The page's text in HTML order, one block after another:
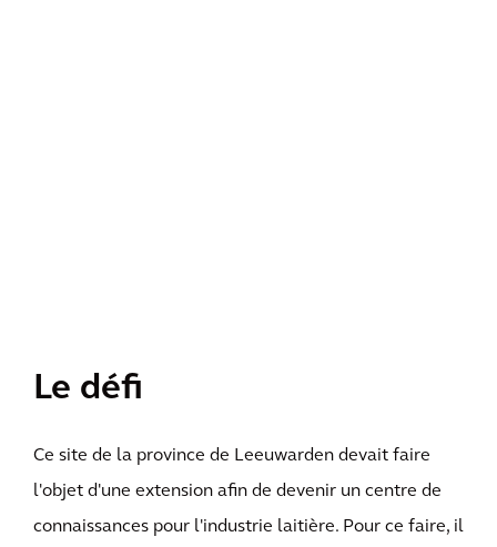
Le défi
Ce site de la province de Leeuwarden devait faire
l'objet d'une extension afin de devenir un centre de
connaissances pour l'industrie laitière. Pour ce faire, il